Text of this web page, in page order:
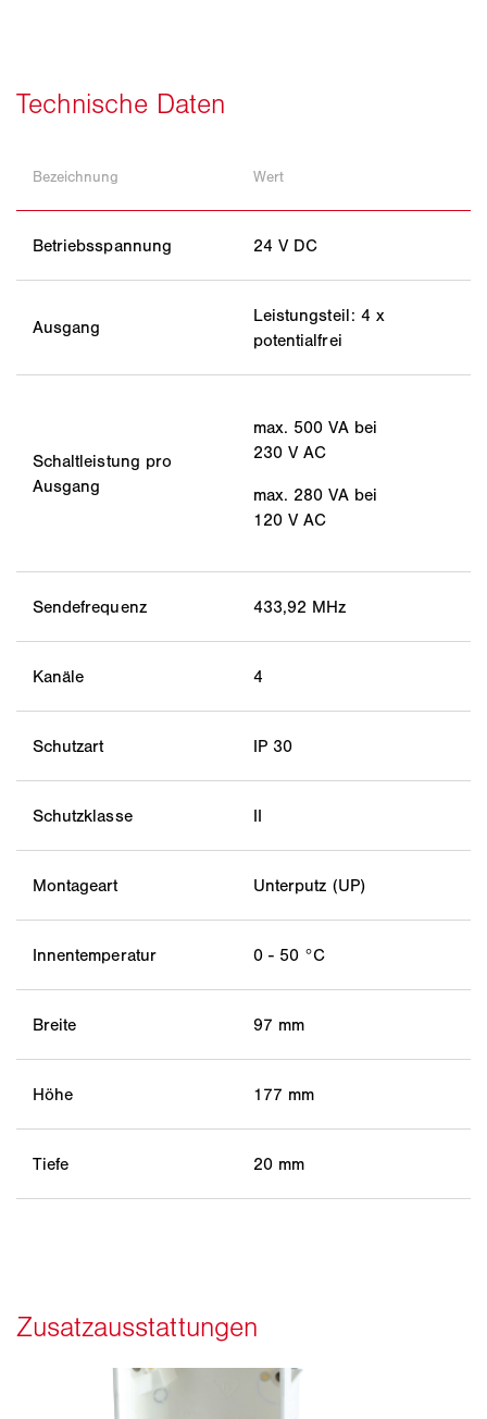
Bezeichnung Wert
Betriebsspannung 24 V DC
Ausgang
Leistungsteil: 4 x
potentialfrei
Schaltleistung pro
Ausgang
max. 500 VA bei
230 V AC
max. 280 VA bei
120 V AC
Sendefrequenz 433,92 MHz
Kanäle 4
Schutzart IP 30
Schutzklasse II
Montageart Unterputz (UP)
Innentemperatur 0 - 50 °C
Breite 97 mm
Höhe 177 mm
Tiefe 20 mm